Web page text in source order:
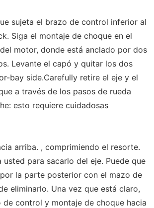
sujeta el brazo de control inferior al
Siga el montaje de choque en el
motor, donde está anclado por dos
Levante el capó y quitar los dos
bay side.Carefully retire el eje y el
a través de los pasos de rueda
esto requiere cuidadosas
arriba. , comprimiendo el resorte.
usted para sacarlo del eje. Puede que
la parte posterior con el mazo de
eliminarlo. Una vez que está claro,
de control y montaje de choque hacia